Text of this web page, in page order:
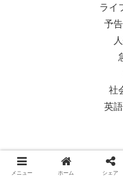
ライ
予
社
英
© 2018-2026
メニュー ホーム シェア